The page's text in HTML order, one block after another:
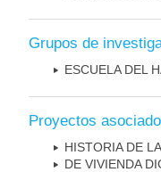
Grupos de
ESCUELA DEL
Proyectos
HISTORIA DE
DE VIVIENDA